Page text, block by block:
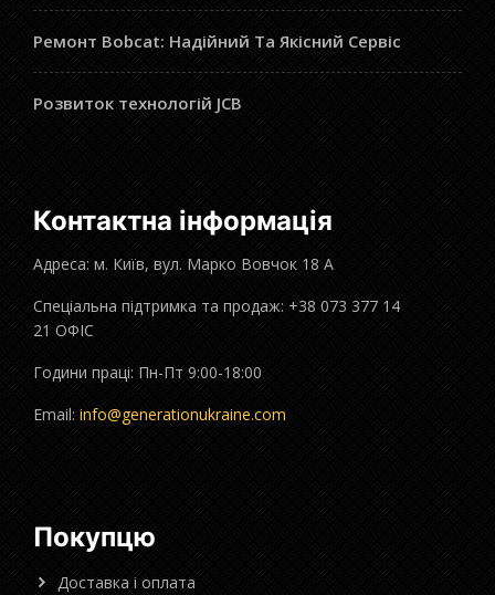
Ремонт Bobcat: Надійний Та Якісний Сервіс
Розвиток технологій JCB
Контактна інформація
Адреса: м. Київ, вул. Марко Вовчок 18 А
Спеціальна підтримка та продаж: +38 073 377 14
21 ОФІС
Години праці: Пн-Пт 9:00-18:00
Email: info@generationukraine.com
Покупцю
Доставка і оплата